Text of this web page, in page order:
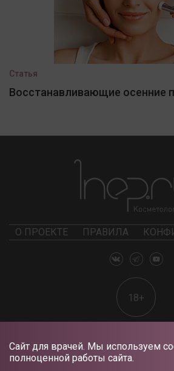
Сайт для врачей. Мы используем
полноценной работы сайта.
Статья
Восстанавливающие осенние
О ПРОЕКТЕ ПРАВИЛА
18+